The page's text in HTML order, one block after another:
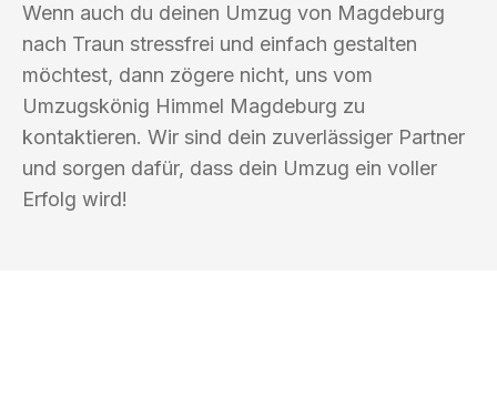
Wenn auch du deinen Umzug von Magdeburg
nach Traun stressfrei und einfach gestalten
möchtest, dann zögere nicht, uns vom
Umzugskönig Himmel Magdeburg zu
kontaktieren. Wir sind dein zuverlässiger Partner
und sorgen dafür, dass dein Umzug ein voller
Erfolg wird!